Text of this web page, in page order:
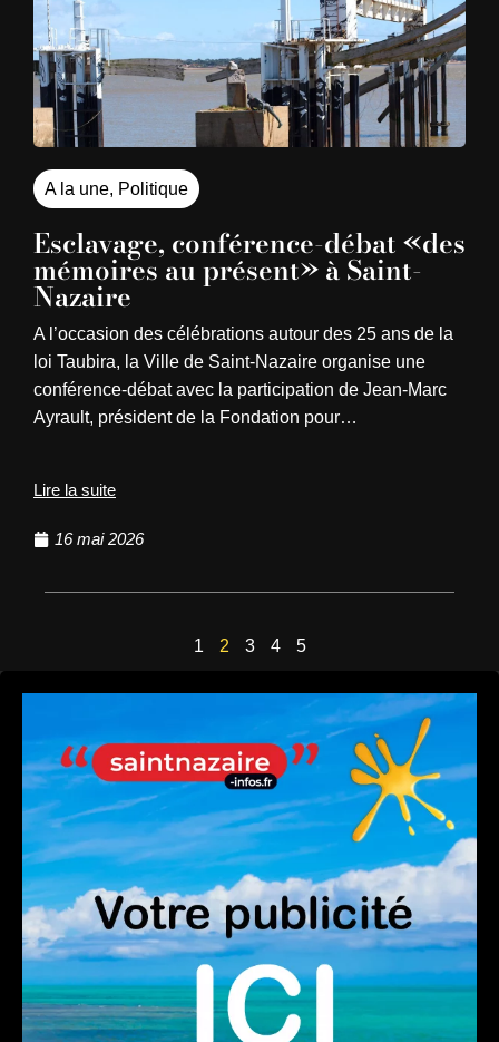
A la une, Politique
Esclavage, conférence-débat «des
mémoires au présent» à Saint-
Nazaire
A l’occasion des célébrations autour des 25 ans de la
loi Taubira, la Ville de Saint-Nazaire organise une
conférence-débat avec la participation de Jean-Marc
Ayrault, président de la Fondation pour…
Lire la suite
16 mai 2026
1 2 3 4 5